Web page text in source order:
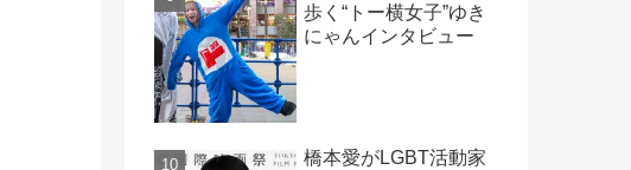
歩く“トー横女子”ゆき
にゃんインタビュー
橋本愛がLGBT活動家